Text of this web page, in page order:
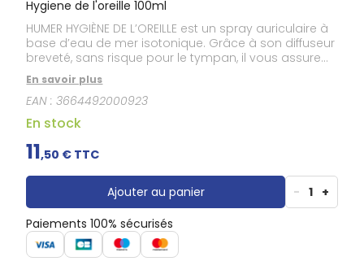
Hygiene de l'oreille 100ml
HUMER HYGIÈNE DE L’OREILLE est un spray auriculaire à
base d’eau de mer isotonique. Grâce à son diffuseur
breveté, sans risque pour le tympan, il vous assure
un lavage quotidien en douceur et en toute sécurité
du conduit auditif externe.Sa formule à base d’eau
de mer isotonique (concentration en NaCl à 9g/l)
prélevée le long des côtes Bretonnes, permet au
spray HUMER HYGIÈNE DE L’OREILLE : De nettoyer le
conduit auditif De prévenir la formation des
bouchons de cérumen D’aider à éliminer les excès
de cérumen et les impuretés Son embout sans
risque pour le tympan, le produit peut être utilisé à
partir de 3 ans.
En savoir plus
EAN :3664492000923
En stock
11,50 € TTC
Ajouter au panier - 1 +
Paiements 100% sécurisés